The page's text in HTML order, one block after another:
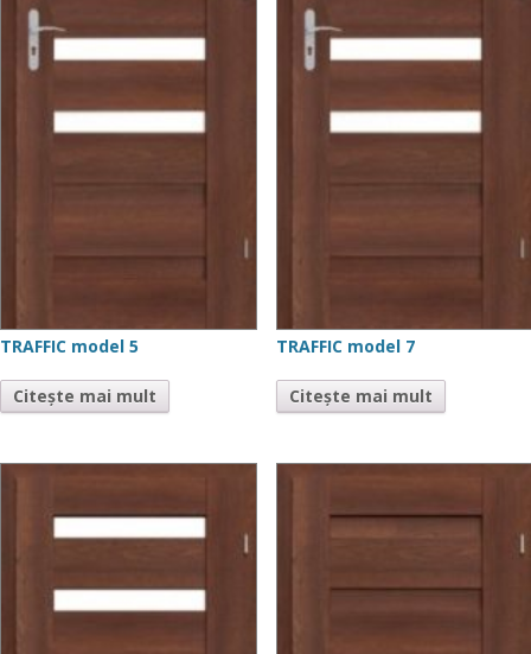
TRAFFIC model 5
Citește mai mult
TRAFFIC model 7
Citește mai mult